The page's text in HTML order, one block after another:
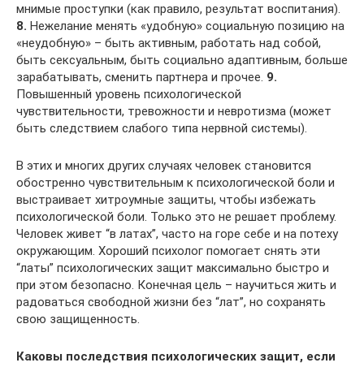
мнимые проступки (как правило, результат воспитания).
8. Нежелание менять «удобную» социальную позицию на
«неудобную» – быть активным, работать над собой,
быть сексуальным, быть социально адаптивным, больше
зарабатывать, сменить партнера и прочее. 9.
Повышенный уровень психологической
чувствительности, тревожности и невротизма (может
быть следствием слабого типа нервной системы).
В этих и многих других случаях человек становится
обостренно чувствительным к психологической боли и
выстраивает хитроумные защиты, чтобы избежать
психологической боли. Только это не решает проблему.
Человек живет “в латах”, часто на горе себе и на потеху
окружающим. Хороший психолог помогает снять эти
“латы” психологических защит максимально быстро и
при этом безопасно. Конечная цель – научиться жить и
радоваться свободной жизни без “лат”, но сохранять
свою защищенность.
Каковы последствия психологических защит, если